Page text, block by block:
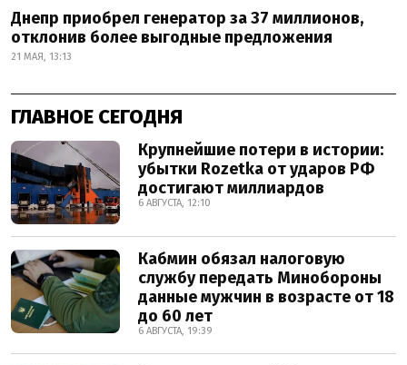
Днепр приобрел генератор за 37 миллионов,
отклонив более выгодные предложения
21 МАЯ, 13:13
ГЛАВНОЕ СЕГОДНЯ
Крупнейшие потери в истории:
убытки Rozetka от ударов РФ
достигают миллиардов
6 АВГУСТА, 12:10
Кабмин обязал налоговую
службу передать Минобороны
данные мужчин в возрасте от 18
до 60 лет
6 АВГУСТА, 19:39